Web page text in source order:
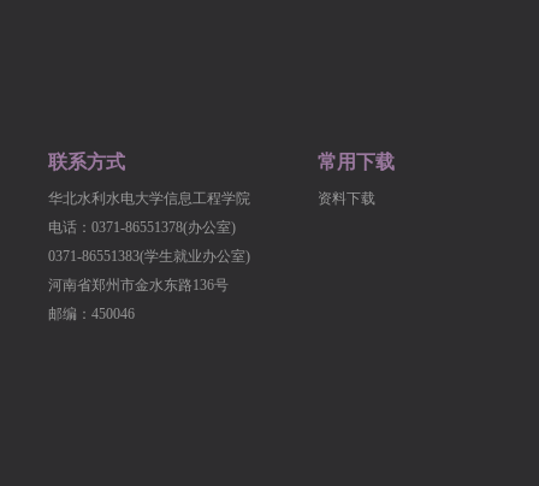
联系方式
华北水利水电大学信息工程学院
电话：0371-86551378(办公室)
0371-86551383(学生就业办公室)
河南省郑州市金水东路136号
邮编：450046
常用下载
资料下载